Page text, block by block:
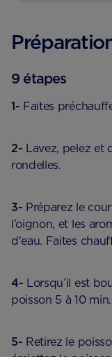
9 étapes
1- Faites
2- Lavez, pelez et
rondelles.
3- Préparez le
l’oignon, et les
d'eau. Faites
4- Lorsqu’il est
poisson 5 à 10 min.
5- Retirez le